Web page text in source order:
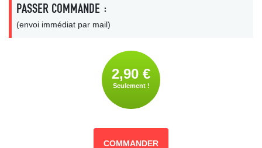
PASSER COMMANDE :
(envoi immédiat par mail)
2,90 €
Seulement !
COMMANDER